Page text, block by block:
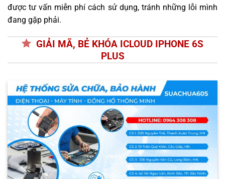
được tư vấn miễn phí cách sử dụng, tránh những lỗi mình
đang gặp phải.
GIẢI MÃ, BẺ KHÓA ICLOUD IPHONE 6S
PLUS